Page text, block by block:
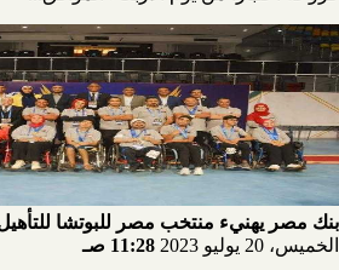
بنك مصر يهنيء منتخب مصر للبوتشا للتأهيل
الخميس، 20 يوليو 2023
11:28 صـ